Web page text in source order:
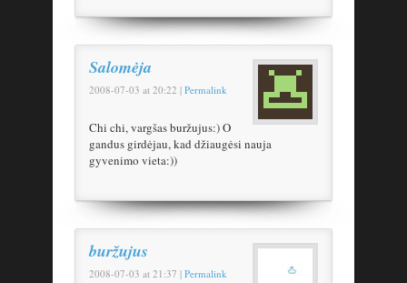
Salomėja
2008-07-03 at 20:22 | Permalink
Chi chi, vargšas buržujus:) O
gandus girdėjau, kad džiaugėsi nauja
gyvenimo vieta:))
buržujus
2008-07-03 at 21:37 | Permalink